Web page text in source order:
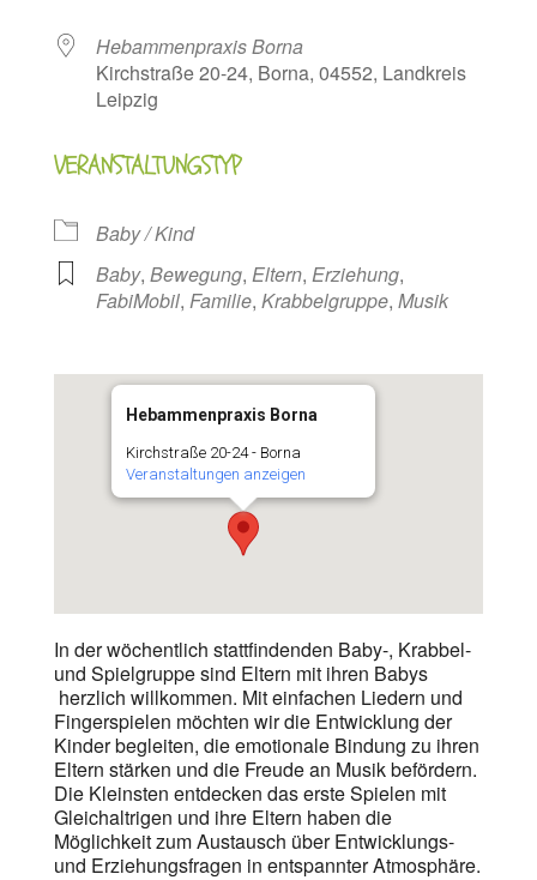
Hebammenpraxis Borna
Kirchstraße 20-24, Borna, 04552, Landkreis
Leipzig
VERANSTALTUNGSTYP
Baby / Kind
Baby, Bewegung, Eltern, Erziehung,
FabiMobil, Familie, Krabbelgruppe, Musik
Hebammenpraxis Borna
Kirchstraße 20-24 - Borna
Veranstaltungen anzeigen
In der wöchentlich stattfindenden Baby-, Krabbel-
und Spielgruppe sind Eltern mit ihren Babys
herzlich willkommen. Mit einfachen Liedern und
Fingerspielen möchten wir die Entwicklung der
Kinder begleiten, die emotionale Bindung zu ihren
Eltern stärken und die Freude an Musik befördern.
Die Kleinsten entdecken das erste Spielen mit
Gleichaltrigen und ihre Eltern haben die
Möglichkeit zum Austausch über Entwicklungs-
und Erziehungsfragen in entspannter Atmosphäre.